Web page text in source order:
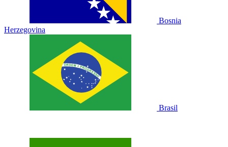
Bosnia
Herzegovina
Brasil